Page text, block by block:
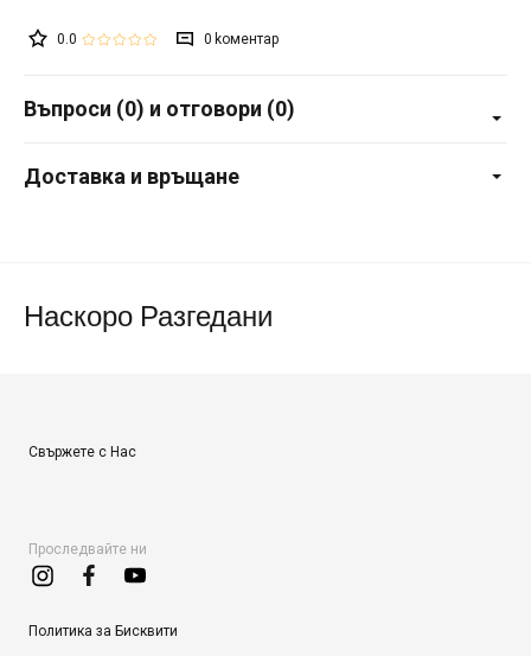
0.0 0
Въпроси (0) и отговори (0)
Доставка и връщане
Наскоро Разгедани
Свържете с Нас
Проследвайте ни
Политика за Бисквити